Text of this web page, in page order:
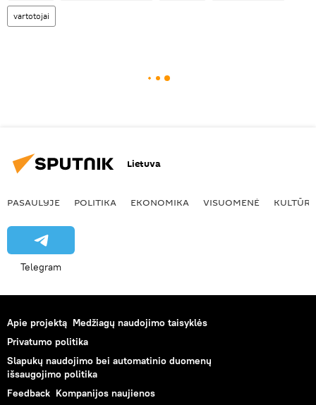
vartotojai
Lietuva
PASAULYJE POLITIKA EKONOMIKA VISUOMENĖ KULTŪRA
Telegram
Apie projektą Medžiagų naudojimo taisyklės
Privatumo politika
Slapukų naudojimo bei automatinio duomenų
išsaugojimo politika
Feedback Kompanijos naujienos